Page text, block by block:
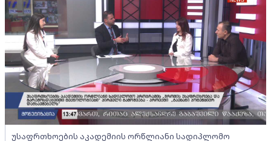
უსაფრთხოების აკადემიის ორწლიანი სადიპლომო